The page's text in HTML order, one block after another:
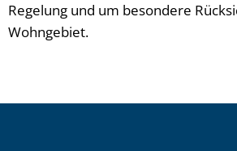
Regelung und um besondere
Wohngebiet.